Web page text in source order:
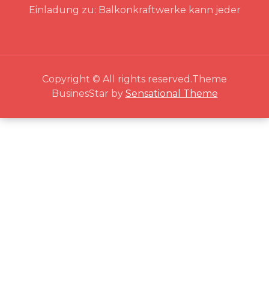
Einladung zu: Balkonkraftwerke kann jeder
Copyright © All rights reserved.Theme
BusinesStar by Sensational Theme